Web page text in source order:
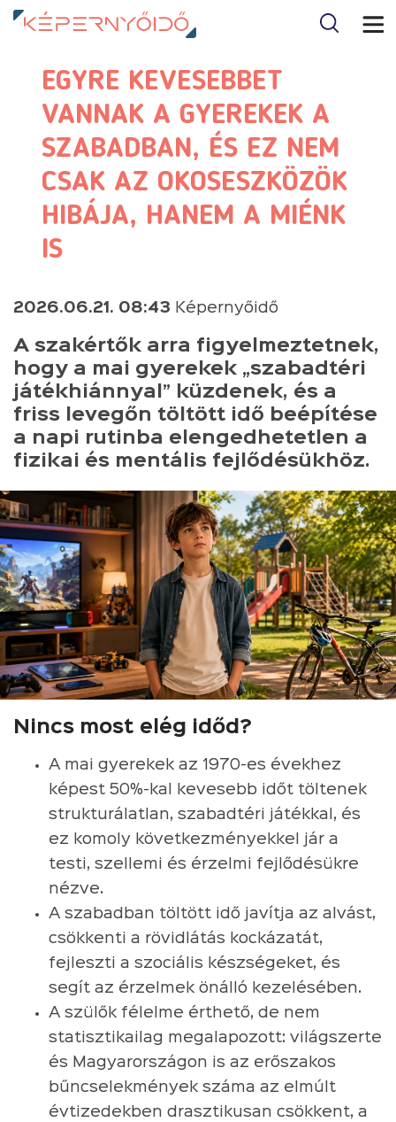
EGYRE KEVESEBBET
VANNAK A GYEREKEK A
SZABADBAN, ÉS EZ NEM
CSAK AZ OKOSESZKÖZÖK
HIBÁJA, HANEM A MIÉNK
IS
2026.06.21. 08:43 Képernyőidő
A szakértők arra figyelmeztetnek,
hogy a mai gyerekek „szabadtéri
játékhiánnyal” küzdenek, és a
friss levegőn töltött idő beépítése
a napi rutinba elengedhetetlen a
fizikai és mentális fejlődésükhöz.
Nincs most elég időd?
A mai gyerekek az 1970-es évekhez
képest 50%-kal kevesebb időt töltenek
strukturálatlan, szabadtéri játékkal, és
ez komoly következményekkel jár a
testi, szellemi és érzelmi fejlődésükre
nézve.
A szabadban töltött idő javítja az alvást,
csökkenti a rövidlátás kockázatát,
fejleszti a szociális készségeket, és
segít az érzelmek önálló kezelésében.
A szülők félelme érthető, de nem
statisztikailag megalapozott: világszerte
és Magyarországon is az erőszakos
bűncselekmények száma az elmúlt
évtizedekben drasztikusan csökkent, a